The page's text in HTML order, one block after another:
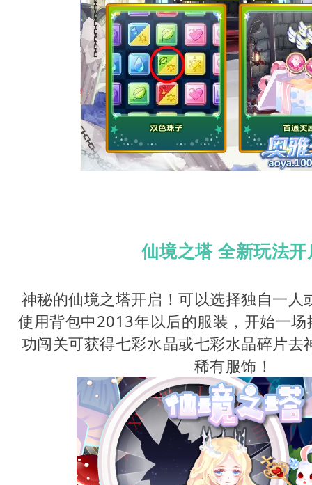
仙境之塔 全新玩法开
神秘的仙境之塔开启！可以选择独自一人
使用背包中2013年以后的服装，开始一
功闯关可获得七彩水晶或七彩水晶碎片去
稀有服饰！